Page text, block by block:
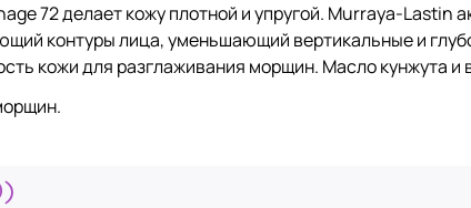
72 делает кожу плотной и упругой. Murraya-Lastin
контуры лица, уменьшающий вертикальные и
кожи для разглаживания морщин. Масло кунжута